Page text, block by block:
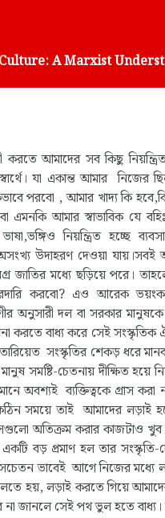
Culture: A Marxist
করতে আমাদের সব কিছু
যা একান্ত আমার নিজের
পরবো , আমার খাদ্য কি
আমার স্বাভাবিক যে
নিয়ন্ত্রিত হচ্ছে
উদাহরণ দেওয়া যায়।সবই
জাতির মধ্যে ছড়িয়ে পরে।
করবো? এও আরেক
অনুসারী দল বা সরকার
করতে বাধ্য করে সেই
সংস্কৃতির শেকড় ধরে
সমষ্টি-চেতনায় দীক্ষিত হয়ে
অবশ্যই ব্যক্তিত্বকে গ্রাস
সময়ে তাই আমাদের লড়াই
অতিক্রম করার কাজটাও খুব
একটি বড় প্রমাণ হল তার
ভাবেই আগে নিজের মধ্যে
হয়, লড়াই করতে গিয়ে
জানলে সেই পথ ভুল হতে